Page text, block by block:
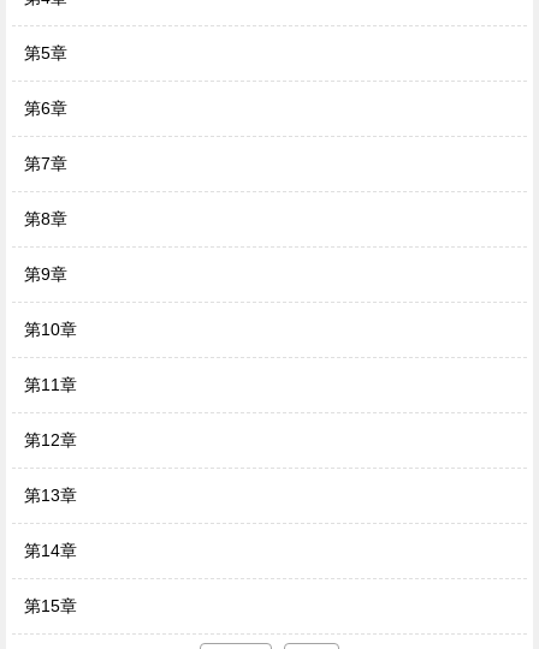
第5章
第6章
第7章
第8章
第9章
第10章
第11章
第12章
第13章
第14章
第15章